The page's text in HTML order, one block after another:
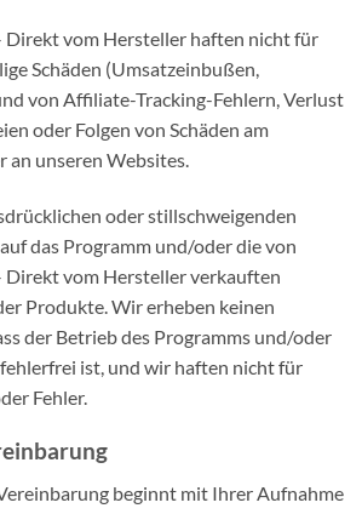
Direkt vom Hersteller haften nicht für
Schäden (Umsatzeinbußen,
von Affiliate-Tracking-Fehlern, Verlust
oder Folgen von Schäden am
an unseren Websites.
oder stillschweigenden
das Programm und/oder die von
Direkt vom Hersteller verkauften
Produkte. Wir erheben keinen
der Betrieb des Programms und/oder
ist, und wir haften nicht für
Fehler.
beginnt mit Ihrer Aufnahme